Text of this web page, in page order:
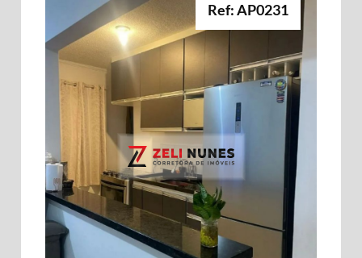
Ref: AP0231